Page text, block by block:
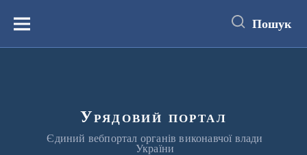
вмістуМеню Пошук
Урядовий портал
Єдиний вебпортал органів виконавчої влади
України